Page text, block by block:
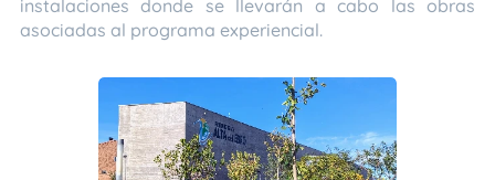
instalaciones donde se llevarán a cabo las obras
asociadas al programa experiencial.